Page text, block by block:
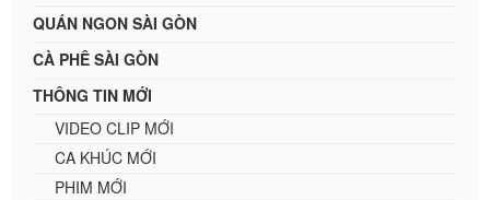
QUÁN NGON SÀI GÒN
CÀ PHÊ SÀI GÒN
THÔNG TIN MỚI
VIDEO CLIP MỚI
CA KHÚC MỚI
PHIM MỚI